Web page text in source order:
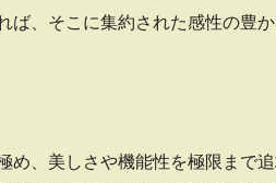
、そこに集約された感性の豊
、美しさや機能性を極限まで